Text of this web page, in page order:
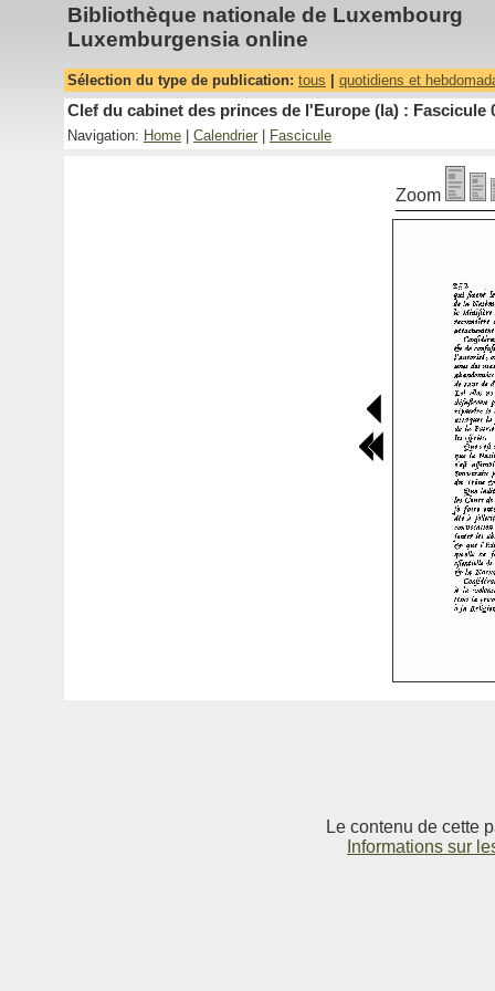
Bibliothèque nationale de Luxembourg
Luxemburgensia online
Sélection du type de publication: tous quotidiens et
Clef du cabinet des princes de l'Europe (la) : Fascicule
Navigation: Home Calendrier Fascicule
Zoom
Le contenu de cette
Informations sur